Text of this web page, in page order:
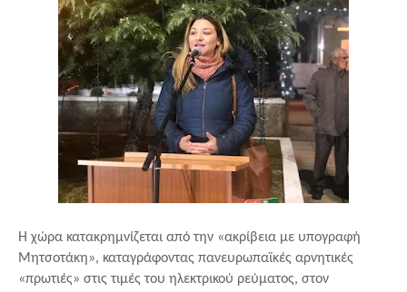
Η χώρα κατακρημνίζεται από την «ακρίβεια με υπογραφή
Μητσοτάκη», καταγράφοντας πανευρωπαϊκές αρνητικές
«πρωτιές» στις τιμές του ηλεκτρικού ρεύματος, στον